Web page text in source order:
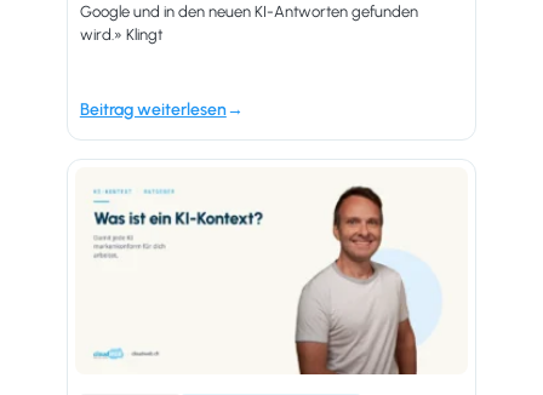
Google und in den neuen KI-Antworten gefunden
wird.» Klingt
Beitrag weiterlesen